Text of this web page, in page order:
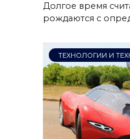
Долгое время
рождаются с
ТЕХНОЛОГИИ И